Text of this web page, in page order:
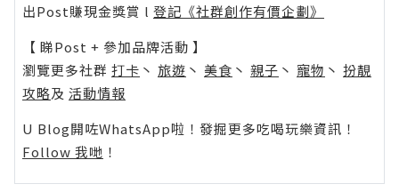
出Post賺現金獎賞 l 登記《社群創作有價企劃》
【 睇Post + 參加品牌活動 】
瀏覽更多社群 打卡 丶 旅遊 丶 美食 丶 親子 丶 寵物 丶 扮靚
攻略及 活動情報
U Blog開咗WhatsApp啦！發掘更多吃喝玩樂資訊！
Follow 我哋 ！